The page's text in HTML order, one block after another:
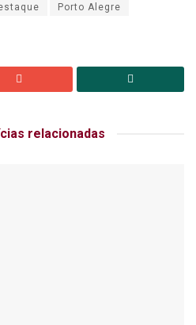
Porto Alegre
relacionadas